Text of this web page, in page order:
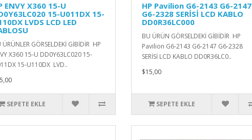
ENVY X360 15-U
15-U011DX 15-
LVDS LCD LED
ÜRÜNLER GÖRSELDEKİ GİBİDİR HP
X360 15-U DD0Y63LC020 15-
15-U110DX LVD..
SEPETE EKLE
HP Pavilion G6-2143 G6-2147
G6-2328 SERİSİ LCD KABLO
DD0R36LC000
BU ÜRÜN GÖRSELDEKİ GİBİDİR HP
Pavilion G6-2143 G6-2147 G6-2328
SERİSİ LCD KABLO DD0R36LC0..
$15,00
SEPETE EKLE